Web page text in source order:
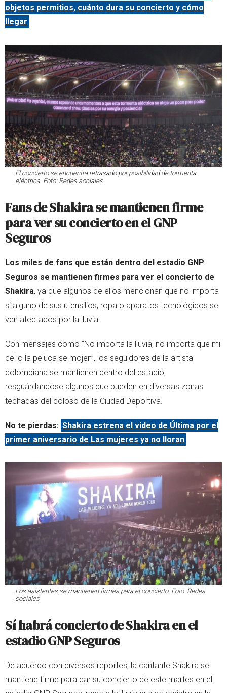
objetos permitios, cuánto dura su concierto y cómo
llegar
El concierto se encuentra retrasado por posibilidad de tormenta
eléctrica. Foto: Redes sociales
Fans de Shakira se mantienen firme
para ver su concierto en el GNP
Seguros
Los miles de fans que están dentro del estadio GNP
Seguros se mantienen firmes para ver el concierto de
Shakira, ya que algunos de ellos mencionan que no importa
si alguno de sus utensilios, ropa o aparatos tecnológicos se
ven afectados por la lluvia.
Con mensajes como “No importa la lluvia, no importa que mi
cel o la peluca se mojen”, los seguidores de la artista
colombiana se mantienen dentro del estadio,
resguárdandose algunos que pueden en diversas zonas
techadas del coloso de la Ciudad Deportiva.
No te pierdas: Shakira estrena el video de Última por el
primer aniversario de Las mujeres ya no lloran
Los asistentes se mantienen firmes para el concierto. Foto: Redes
sociales
Sí habrá concierto de Shakira en el
estadio GNP Seguros
De acuerdo con diversos reportes, la cantante Shakira se
mantiene firme para dar su concierto de este martes en el